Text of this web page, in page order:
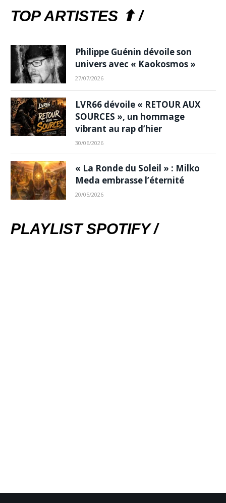
TOP ARTISTES ⬆ /
Philippe Guénin dévoile son
univers avec « Kaokosmos »
27/07/2026
LVR66 dévoile « RETOUR AUX
SOURCES », un hommage
vibrant au rap d’hier
30/06/2026
« La Ronde du Soleil » : Milko
Meda embrasse l’éternité
20/05/2026
PLAYLIST SPOTIFY /